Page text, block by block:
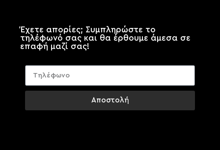
Έχετε απορίες; Συμπληρώστε το
τηλέφωνό σας και θα έρθουμε άμεσα σε
επαφή μαζί σας!
Αποστολή